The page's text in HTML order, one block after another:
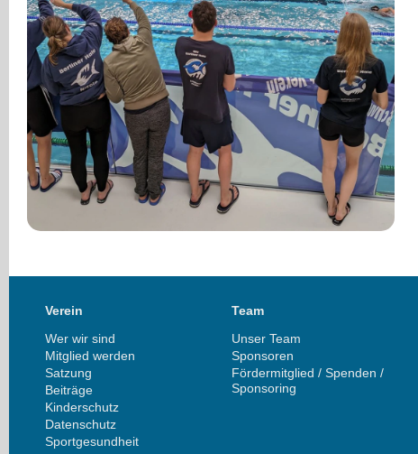
Verein
Wer wir sind
Mitglied werden
Satzung
Beiträge
Kinderschutz
Datenschutz
Sportgesundheit
Team
Unser Team
Sponsoren
Fördermitglied / Spenden /
Sponsoring